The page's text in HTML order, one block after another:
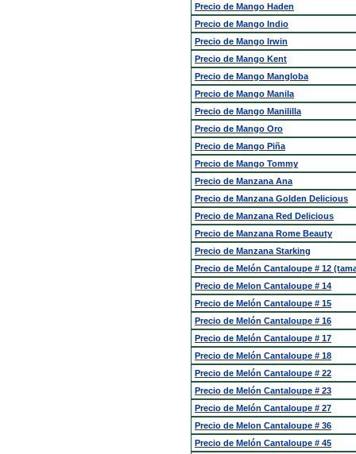
Precio de Mango Haden
Precio de Mango Indio
Precio de Mango Irwin
Precio de Mango Kent
Precio de Mango Mangloba
Precio de Mango Manila
Precio de Mango Manililla
Precio de Mango Oro
Precio de Mango Piña
Precio de Mango Tommy
Precio de Manzana Ana
Precio de Manzana Golden Delicious
Precio de Manzana Red Delicious
Precio de Manzana Rome Beauty
Precio de Manzana Starking
Precio de Melón Cantaloupe # 12
Precio de Melon Cantaloupe # 14
Precio de Melón Cantaloupe # 15
Precio de Melón Cantaloupe # 16
Precio de Melón Cantaloupe # 17
Precio de Melón Cantaloupe # 18
Precio de Melón Cantaloupe # 22
Precio de Melón Cantaloupe # 23
Precio de Melón Cantaloupe # 27
Precio de Melon Cantaloupe # 36
Precio de Melón Cantaloupe # 45